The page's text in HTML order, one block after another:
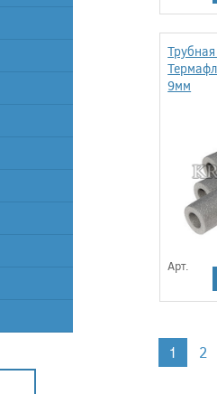
9мм
Арт.
1 2